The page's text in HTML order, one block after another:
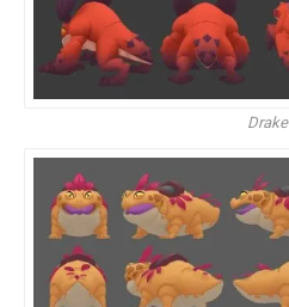
Drake